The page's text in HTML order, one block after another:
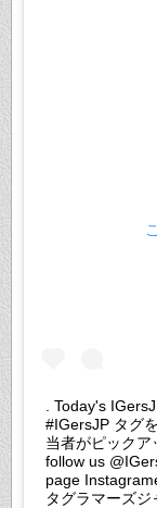
. Today's
#IGersJP タグ
当者がピック
follow us
page
タグラマーズ